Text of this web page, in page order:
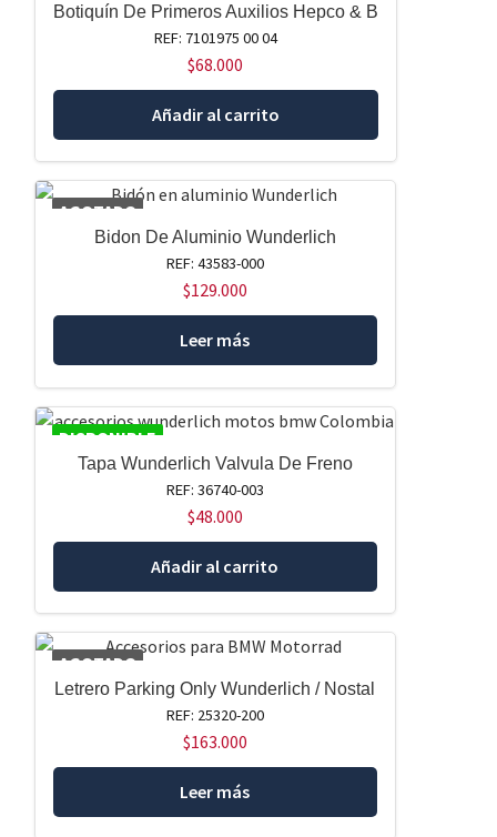
Botiquín De Primeros Auxilios Hepco & B
REF: 7101975 00 04
$68.000
Añadir al carrito
AGOTADO
Bidon De Aluminio Wunderlich
REF: 43583-000
$129.000
Leer más
DISPONIBLE
Tapa Wunderlich Valvula De Freno
REF: 36740-003
$48.000
Añadir al carrito
AGOTADO
Letrero Parking Only Wunderlich / Nostal
REF: 25320-200
$163.000
Leer más